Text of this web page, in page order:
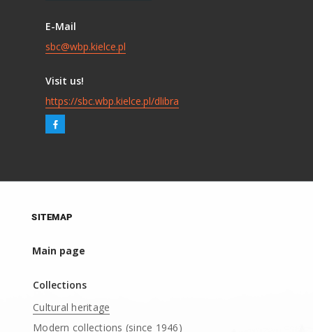
E-Mail
sbc@wbp.kielce.pl
Visit us!
https://sbc.wbp.kielce.pl/dlibra
SITEMAP
Main page
Collections
Cultural heritage
Modern collections (since 1946)